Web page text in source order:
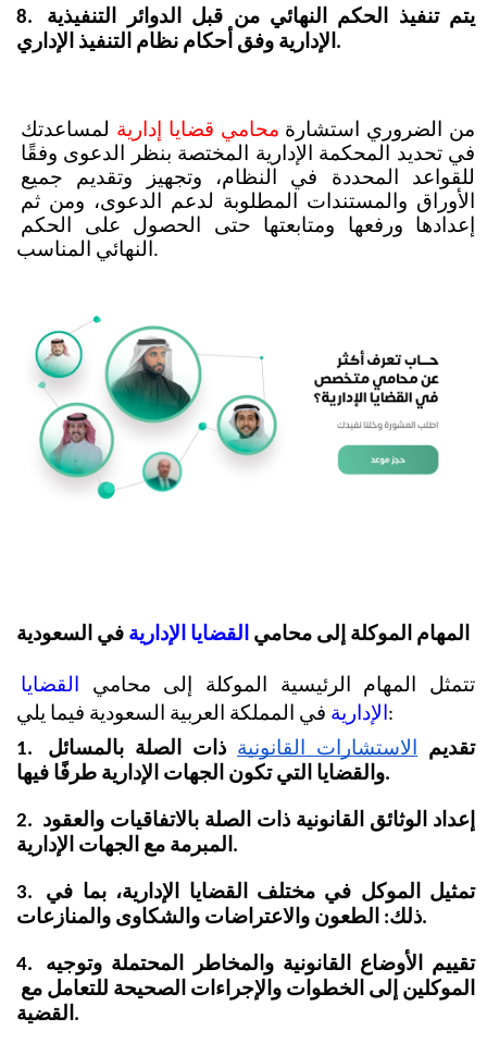
8. يتم تنفيذ الحكم النهائي من قبل الدوائر التنفيذية
الإدارية وفق أحكام نظام التنفيذ الإداري.
من الضروري استشارة محامي قضايا إدارية
النهائي المناسب.
المهام الموكلة إلى محامي القضايا الإدارية في السعودية
تتمثل المهام الرئيسية الموكلة إلى محامي
الإدارية في المملكة العربية السعودية فيما يلي:
1. تقديم
الاستشارات القانونية
والقضايا التي تكون الجهات الإدارية طرفًا فيها.
2. إعداد الوثائق القانونية ذات الصلة بالاتفاقيات والعقود
المبرمة مع الجهات الإدارية.
3. تمثيل الموكل في مختلف القضايا الإدارية، بما في
ذلك: الطعون والاعتراضات والشكاوى والمنازعات.
4. تقييم الأوضاع القانونية والمخاطر المحتملة وتوجيه
القضية.